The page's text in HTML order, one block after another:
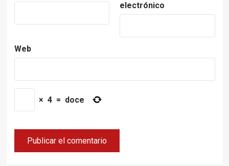
electrónico
Web
× 4 = doce